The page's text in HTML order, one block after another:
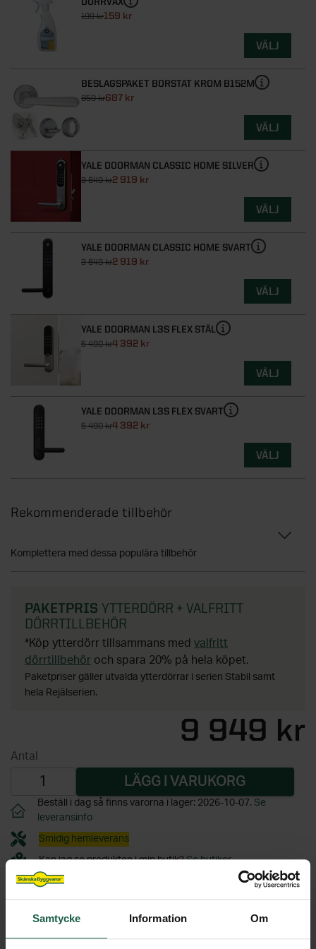
Samtycke Information Om
Rekommenderade tillbehör
Komplettera med dessa populära tillbehör
199 kr159 kr
VÄLJ
BESLAGSPAKET BORSTAT KROM B152M
859 kr687 kr
VÄLJ
YALE DOORMAN CLASSIC HOME SILVER
3 649 kr2 919 kr
VÄLJ
YALE DOORMAN CLASSIC HOME SVART
3 649 kr2 919 kr
VÄLJ
YALE DOORMAN L3S FLEX STÅL
5 490 kr4 392 kr
VÄLJ
YALE DOORMAN L3S FLEX SVART
5 490 kr4 392 kr
VÄLJ
PAKETPRIS YTTERDÖRR + VALFRITT
DÖRRTILLBEHÖR
*Köp ytterdörr tillsammans med valfritt
dörrtillbehör och spara 20% på hela köpet.
Paketpriser gäller utvalda ytterdörrar i serien Stabil samt
hela Rejälserien.